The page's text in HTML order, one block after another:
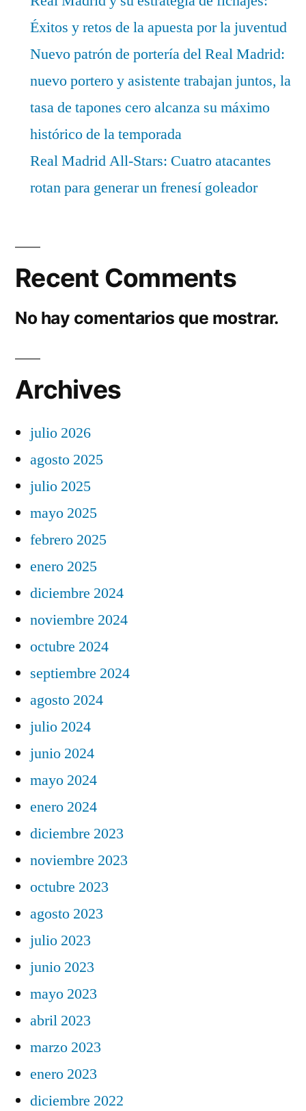
Éxitos y retos de la apuesta por la juventud
Nuevo patrón de portería del Real Madrid:
nuevo portero y asistente trabajan juntos, la
tasa de tapones cero alcanza su máximo
histórico de la temporada
Real Madrid All-Stars: Cuatro atacantes
rotan para generar un frenesí goleador
Recent Comments
No hay comentarios que mostrar.
Archives
julio 2026
agosto 2025
julio 2025
mayo 2025
febrero 2025
enero 2025
diciembre 2024
noviembre 2024
octubre 2024
septiembre 2024
agosto 2024
julio 2024
junio 2024
mayo 2024
enero 2024
diciembre 2023
noviembre 2023
octubre 2023
agosto 2023
julio 2023
junio 2023
mayo 2023
abril 2023
marzo 2023
enero 2023
diciembre 2022